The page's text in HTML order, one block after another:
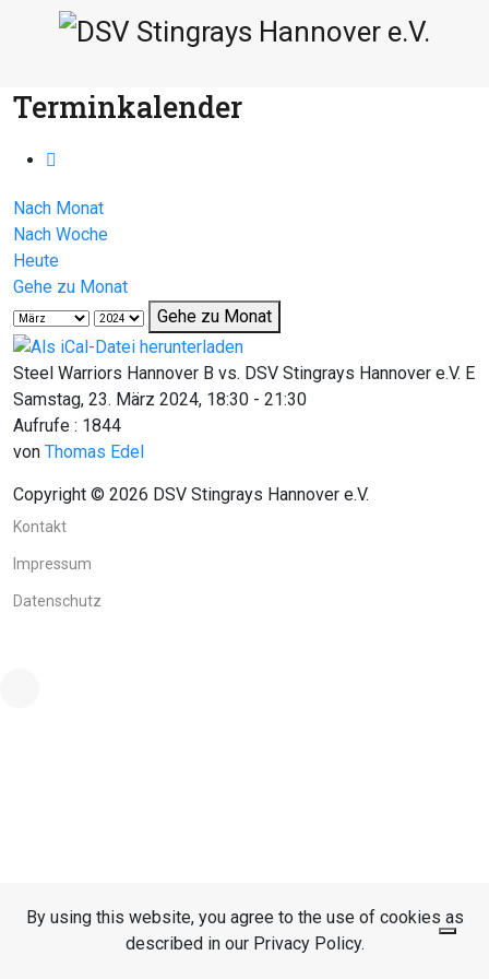
By using this website, you agree to the use of cookies as
described in our Privacy Policy.
Terminkalender
Nach Monat
Nach Woche
Heute
Gehe zu Monat
Gehe zu Monat
Steel Warriors Hannover B vs. DSV Stingrays Hannover e.V. E
Samstag, 23. März 2024, 18:30 - 21:30
Aufrufe : 1844
von Thomas Edel
Copyright © 2026 DSV Stingrays Hannover e.V.
Kontakt
Impressum
Datenschutz